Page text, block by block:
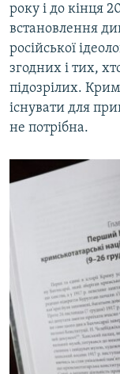
року і до кінця
встановлення
російської
згодних і тих,
підозрілих.
існувати для
не потрібна.